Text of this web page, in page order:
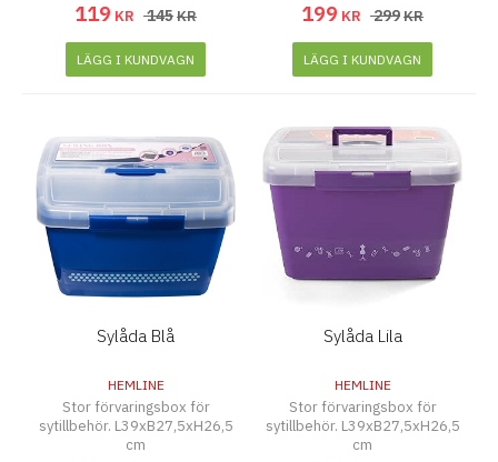
119 KR 145KR
LÄGG I KUNDVAGN
199 KR 299KR
LÄGG I KUNDVAGN
Sylåda Blå
HEMLINE
Stor förvaringsbox för
sytillbehör. L39xB27,5xH26,5
cm
Sylåda Lila
HEMLINE
Stor förvaringsbox för
sytillbehör. L39xB27,5xH26,5
cm